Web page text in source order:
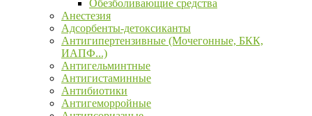
Обезболивающие средства
Анестезия
Адсорбенты-детоксиканты
Антигипертензивные (Мочегонные, БКК,
ИАПФ...)
Антигельминтные
Антигистаминные
Антибиотики
Антигеморройные